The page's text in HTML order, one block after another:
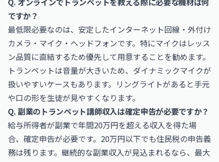
ですか？
最低限必要なのは、安定したインターネット回線・外付け
カメラ・マイク・ヘッドフォンです。特にマイクはレッス
ン品質に直結するため優先して用意することを勧めます。
トランペットは音量が大きいため、ダイナミックマイクが
扱いやすいケースもあります。リングライトがあると手元
や口の形を生徒が見やすくなります。
Q. 副業のトランペット講師収入は確定申告が必要ですか？
給与所得者が副業で年間20万円を超える収入を得た場
合、確定申告が必要です。20万円以下でも住民税の申告義
務は残ります。継続的な副業収入が見込まれるなら、最大